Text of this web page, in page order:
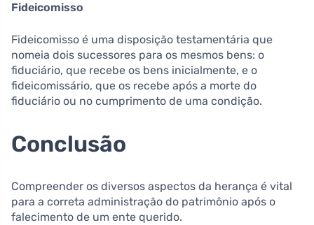
Fideicomisso
Fideicomisso é uma disposição testamentária que
nomeia dois sucessores para os mesmos bens: o
fiduciário, que recebe os bens inicialmente, e o
fideicomissário, que os recebe após a morte do
fiduciário ou no cumprimento de uma condição.
Conclusão
Compreender os diversos aspectos da herança é vital
para a correta administração do patrimônio após o
falecimento de um ente querido.